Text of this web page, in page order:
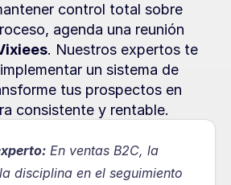
control total sobre
agenda una reunión
. Nuestros expertos te
un sistema de
tus prospectos en
consistente y rentable.
En ventas B2C, la
disciplina en el seguimiento